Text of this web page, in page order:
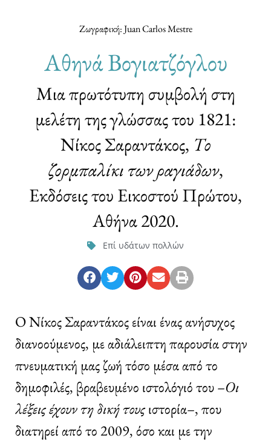
Ζωγραφική: Juan Carlos Mestre
Αθηνά Βογιατζόγλου
Μια πρωτότυπη συμβολή στη
μελέτη της γλώσσας του 1821:
Νίκος Σαραντάκος, Το
ζορμπαλίκι των ραγιάδων,
Εκδόσεις του Εικοστού Πρώτου,
Αθήνα 2020.
Επί υδάτων πολλών
Ο Νίκος Σαραντάκος είναι ένας ανήσυχος
διανοούμενος, με αδιάλειπτη παρουσία στην
πνευματική μας ζωή τόσο μέσα από το
δημοφιλές, βραβευμένο ιστολόγιό του –Οι
λέξεις έχουν τη δική τουςιστορία–, που
διατηρεί από το 2009, όσο και με την